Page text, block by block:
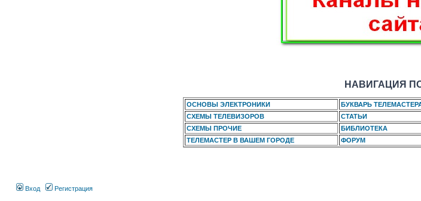
НАВИГАЦИЯ
ОСНОВЫ ЭЛЕКТРОНИКИ БУКВАРЬ
СХЕМЫ ТЕЛЕВИЗОРОВ
СТАТЬИ
СХЕМЫ ПРОЧИЕ
БИБЛИОТЕКА
ТЕЛЕМАСТЕР В ВАШЕМ ГОРОДЕ
ФОРУМ
Вход Регистрация